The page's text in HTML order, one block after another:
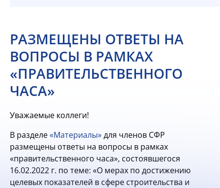
РАЗМЕЩЕНЫ ОТВЕТЫ НА
ВОПРОСЫ В РАМКАХ
«ПРАВИТЕЛЬСТВЕННОГО
ЧАСА»
Уважаемые коллеги!
В разделе«Материалы»для членов СФР
размещены ответы на вопросы в рамках
«правительственного часа», состоявшегося
16.02.2022 г. по теме: «О мерах по достижению
целевых показателей в сфере строительства и